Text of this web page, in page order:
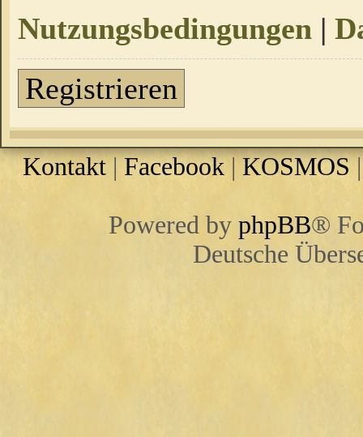
Nutzungsbedingungen |
Registrieren
Kontakt | Facebook |KOSMOS
Powered by phpBB®
Deutsche